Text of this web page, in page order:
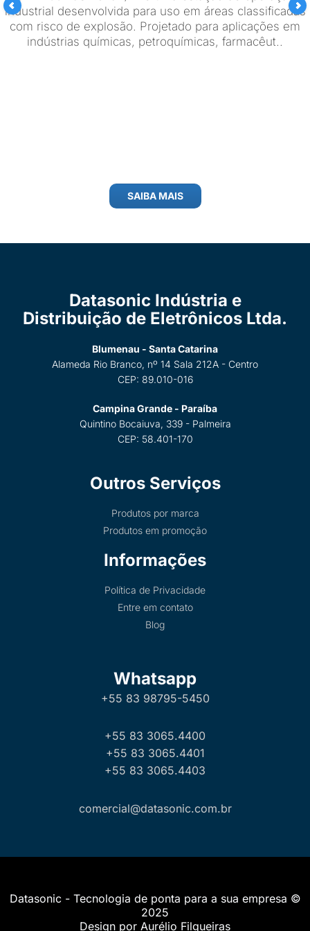
industrial desenvolvida para uso em áreas classificadas
com risco de explosão. Projetado para aplicações em
indústrias químicas, petroquímicas, farmacêut..
SAIBA MAIS
Datasonic Indústria e
Distribuição de Eletrônicos Ltda.
Blumenau - Santa Catarina
Alameda Rio Branco, nº 14 Sala 212A - Centro
CEP: 89.010-016
Campina Grande - Paraíba
Quintino Bocaiuva, 339 - Palmeira
CEP: 58.401-170
Outros Serviços
Produtos por marca
Produtos em promoção
Informações
Política de Privacidade
Entre em contato
Blog
Whatsapp
+55 83 98795-5450
+55 83 3065.4400
+55 83 3065.4401
+55 83 3065.4403
comercial@datasonic.com.br
Datasonic - Tecnologia de ponta para a sua empresa ©
2025
Design por Aurélio Filgueiras